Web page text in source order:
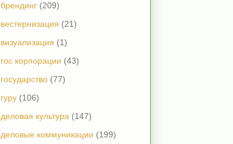
брендинг (209)
вестернизация (21)
визуализация (1)
гос корпорации (43)
государство (77)
гуру (106)
деловая культура (147)
деловые коммуникации (199)